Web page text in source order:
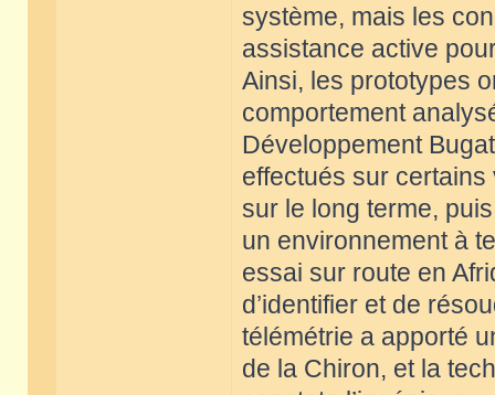
système, mais les
assistance active
Ainsi, les prototypes
comportement
Développement
effectués sur
sur le long terme,
un environnement à
essai sur route en
d’identifier et de
télémétrie a apporté
de la Chiron, et la